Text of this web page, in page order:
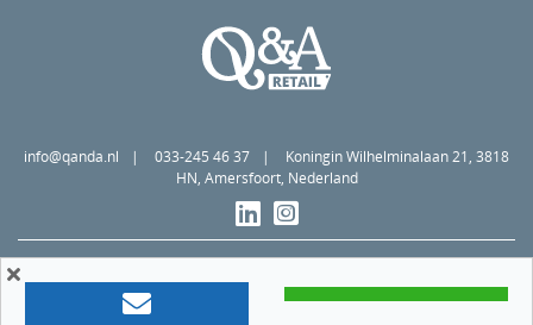
info@qanda.nl 033-245 46 37
Koningin Wilhelminalaan 21, 3818
HN, Amersfoort, Nederland
Member of